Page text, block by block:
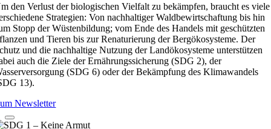
den Verlust der biologischen Vielfalt zu bekämpfen, braucht es viele
Strategien: Von nachhaltiger Waldbewirtschaftung bis hin
Stopp der Wüstenbildung; vom Ende des Handels mit geschützten
und Tieren bis zur Renaturierung der Bergökosysteme. Der
und die nachhaltige Nutzung der Landökosysteme unterstützen
auch die Ziele der Ernährungssicherung (SDG 2), der
(SDG 6) oder der Bekämpfung des Klimawandels
13).
Newsletter